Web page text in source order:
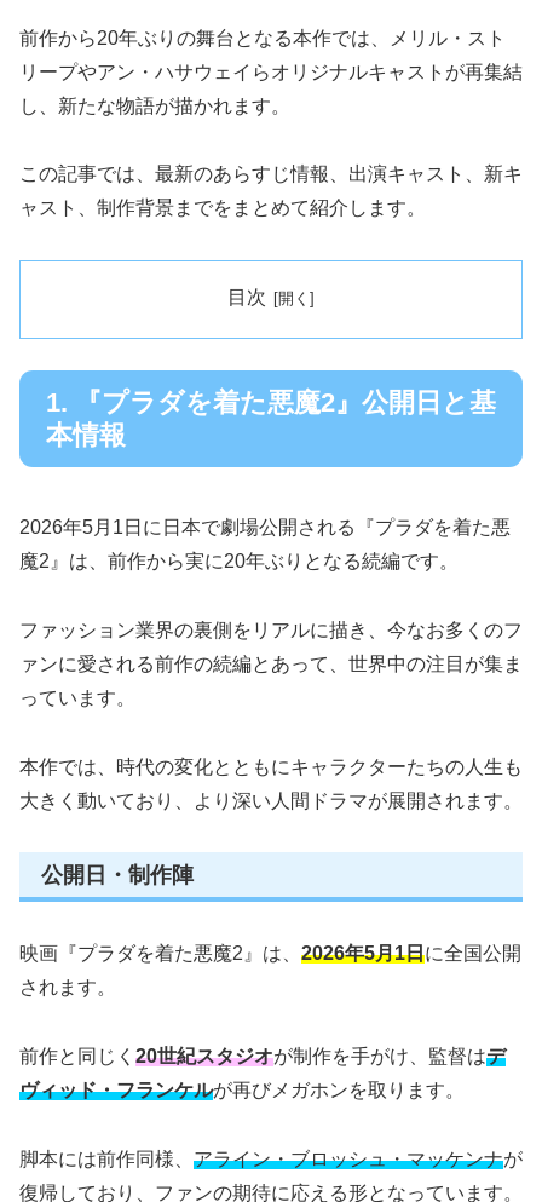
前作から20年ぶりの舞台となる本作では、メリル・スト
リープやアン・ハサウェイらオリジナルキャストが再集結
し、新たな物語が描かれます。
この記事では、最新のあらすじ情報、出演キャスト、新キ
ャスト、制作背景までをまとめて紹介します。
目次
1. 『プラダを着た悪魔2』公開日と基
本情報
2026年5月1日に日本で劇場公開される『プラダを着た悪
魔2』は、前作から実に20年ぶりとなる続編です。
ファッション業界の裏側をリアルに描き、今なお多くのフ
ァンに愛される前作の続編とあって、世界中の注目が集ま
っています。
本作では、時代の変化とともにキャラクターたちの人生も
大きく動いており、より深い人間ドラマが展開されます。
公開日・制作陣
映画『プラダを着た悪魔2』は、 2026年5月1日に全国公開
されます。
前作と同じく 20世紀スタジオが制作を手がけ、監督はデ
ヴィッド・フランケルが再びメガホンを取ります。
脚本には前作同様、 アライン・ブロッシュ・マッケンナが
復帰しており、ファンの期待に応える形となっています。